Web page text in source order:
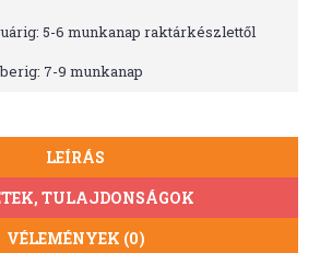
5-6 munkanap raktárkészlettől
7-9 munkanap
LEÍRÁS
TULAJDONSÁGOK
VÉLEMÉNYEK (0)